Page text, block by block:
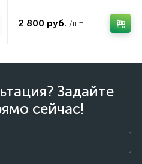
2 800 руб. /шт
Задайте
сейчас!